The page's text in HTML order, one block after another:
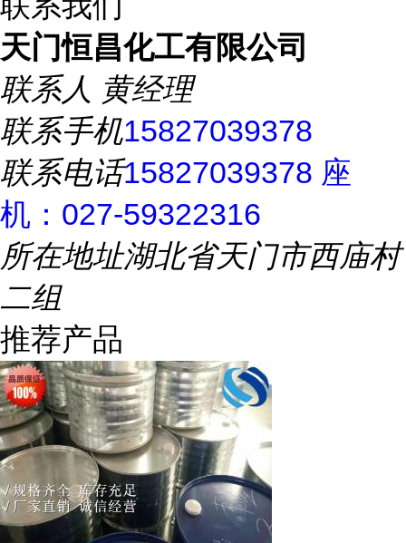
天门恒昌化工有限公司
联系人 黄经理
联系手机15827039378
联系电话15827039378 座
机：027-59322316
所在地址湖北省天门市西庙村
二组
推荐产品